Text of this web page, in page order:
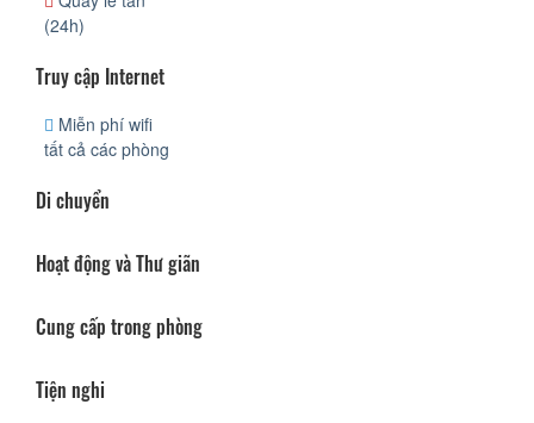
(24h)
Truy cập Internet
Miễn phí wifi
tất cả các phòng
Di chuyển
Hoạt động và Thư giãn
Cung cấp trong phòng
Tiện nghi